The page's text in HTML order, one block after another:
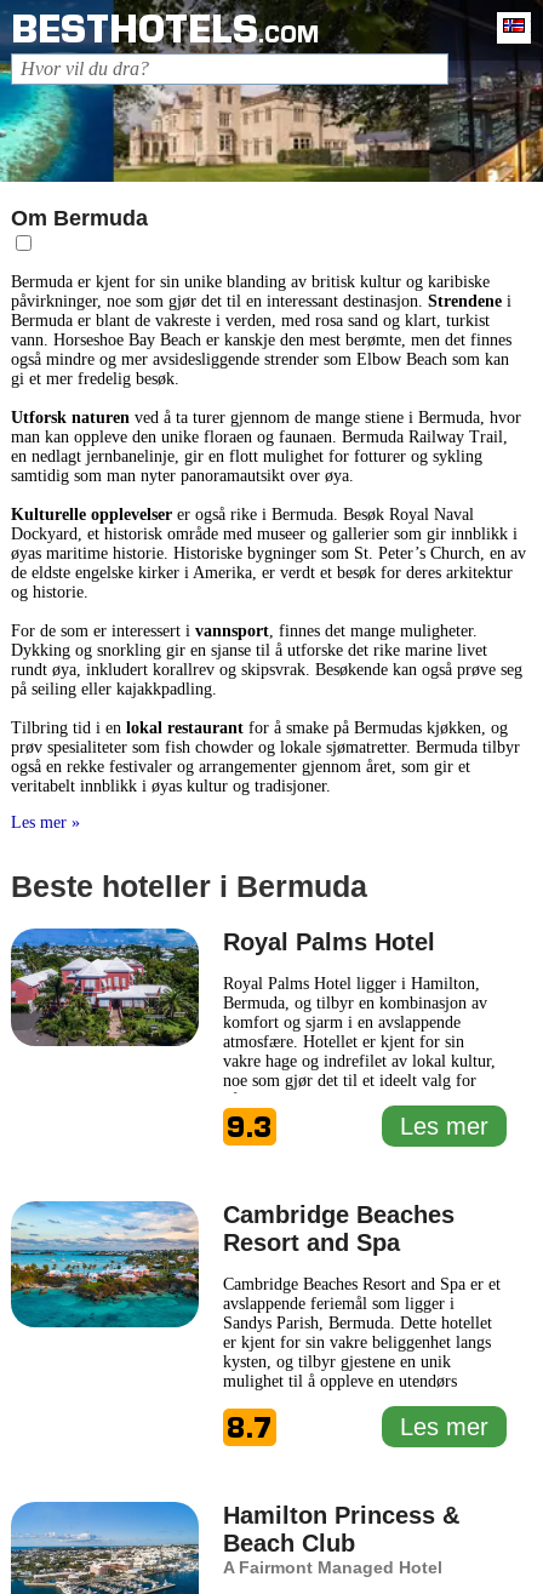
BESTHOTELS.COM
Om Bermuda
Bermuda er kjent for sin unike blanding av britisk kultur og karibiske
påvirkninger, noe som gjør det til en interessant destinasjon. Strendenei
Bermuda er blant de vakreste i verden, med rosa sand og klart, turkist
vann. Horseshoe Bay Beach er kanskje den mest berømte, men det finnes
også mindre og mer avsidesliggende strender som Elbow Beach som kan
gi et mer fredelig besøk.
Utforsk naturenved å ta turer gjennom de mange stiene i Bermuda, hvor
man kan oppleve den unike floraen og faunaen. Bermuda Railway Trail,
en nedlagt jernbanelinje, gir en flott mulighet for fotturer og sykling
samtidig som man nyter panoramautsikt over øya.
Kulturelle opplevelserer også rike i Bermuda. Besøk Royal Naval
Dockyard, et historisk område med museer og gallerier som gir innblikk i
øyas maritime historie. Historiske bygninger som St. Peter’s Church, en av
de eldste engelske kirker i Amerika, er verdt et besøk for deres arkitektur
og historie.
For de som er interessert i vannsport, finnes det mange muligheter.
Dykking og snorkling gir en sjanse til å utforske det rike marine livet
rundt øya, inkludert korallrev og skipsvrak. Besøkende kan også prøve seg
på seiling eller kajakkpadling.
Tilbring tid i en lokal restaurantfor å smake på Bermudas kjøkken, og
prøv spesialiteter som fish chowder og lokale sjømatretter. Bermuda tilbyr
også en rekke festivaler og arrangementer gjennom året, som gir et
veritabelt innblikk i øyas kultur og tradisjoner.
Les mer »
Beste hoteller i Bermuda
Royal Palms Hotel
Royal Palms Hotel ligger i Hamilton,
Bermuda, og tilbyr en kombinasjon av
komfort og sjarm i en avslappende
atmosfære. Hotellet er kjent for sin
vakre hage og indrefilet av lokal kultur,
noe som gjør det til et ideelt valg for
Royal Palms Hotel tilbyr romslige rom
med moderne fasiliteter, inkludert gratis
9.3 Les mer
Cambridge Beaches
Resort and Spa
Cambridge Beaches Resort and Spa er et
avslappende feriemål som ligger i
Sandys Parish, Bermuda. Dette hotellet
er kjent for sin vakre beliggenhet langs
kysten, og tilbyr gjestene en unik
mulighet til å oppleve en utendørs
komfort. Resortet har en rekke rom og
suiter som varierer i stil og størrelse, slik
8.7 Les mer
Hamilton Princess &
Beach Club
A Fairmont Managed Hotel